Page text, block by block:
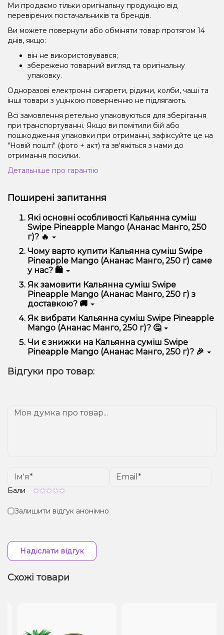
Ми продаємо тільки оригінальну продукцію від
перевірених постачальників та брендів.
Ви можете повернути або обміняти товар протягом 14
днів, якщо:
він не використовувався;
збережено товарний вигляд та оригінальну
упаковку.
Одноразові електронні сигарети, рідини, колби, чаші та
інші товари з уцінкою поверненню не підлягають.
Всі замовлення ретельно упаковуються для зберігання
при транспортуванні. Якщо ви помітили бій або
пошкодження упаковки при отриманні, зафіксуйте це на
"Новій пошті" (фото + акт) та зв'яжіться з нами до
отримання посилки.
Детальніше про гарантію
Поширені запитання
Які основні особливості Кальянна суміш
Swipe Pineapple Mango (Ананас Манго, 250
г)? 🔥
Кальянна суміш Swipe Pineapple Mango (Ананас
Манго, 250 г) відрізняється високою якістю,
зручністю використання та надійністю.
Чому варто купити Кальянна суміш Swipe
Pineapple Mango (Ананас Манго, 250 г) саме
у нас? 🛍️
Ми пропонуємо тільки оригінальну продукцію,
широкий асортимент, вигідні ціни та швидку
доставку. Крім того, у нас регулярні акції та знижки
для клієнтів!
Як замовити Кальянна суміш Swipe
Pineapple Mango (Ананас Манго, 250 г) з
доставкою? 🚚
Оформити замовлення можна в кілька кліків:
Додайте Кальянна суміш Swipe Pineapple
Mango (Ананас Манго, 250 г) до кошика.
Перейдіть до оформлення замовлення.
Підтвердіть замовлення – ми швидко
надішлемо його вам!
Як вибрати Кальянна суміш Swipe Pineapple
Mango (Ананас Манго, 250 г)? 🤔
Вибір залежить від ваших уподобань – наприклад,
якщо це кальян, враховуйте розмір, матеріал та тип
чаші, якщо вейп – потужність та смак. Наші
варіант.
Чи є знижки на Кальянна суміш Swipe
Pineapple Mango (Ананас Манго, 250 г)? 🎉
спеціальні пропозиції. Слідкуйте за оновленнями на
Відгуки про товар:
Бали
Залишити відгук анонімно
Надіслати відгук
Схожі товари